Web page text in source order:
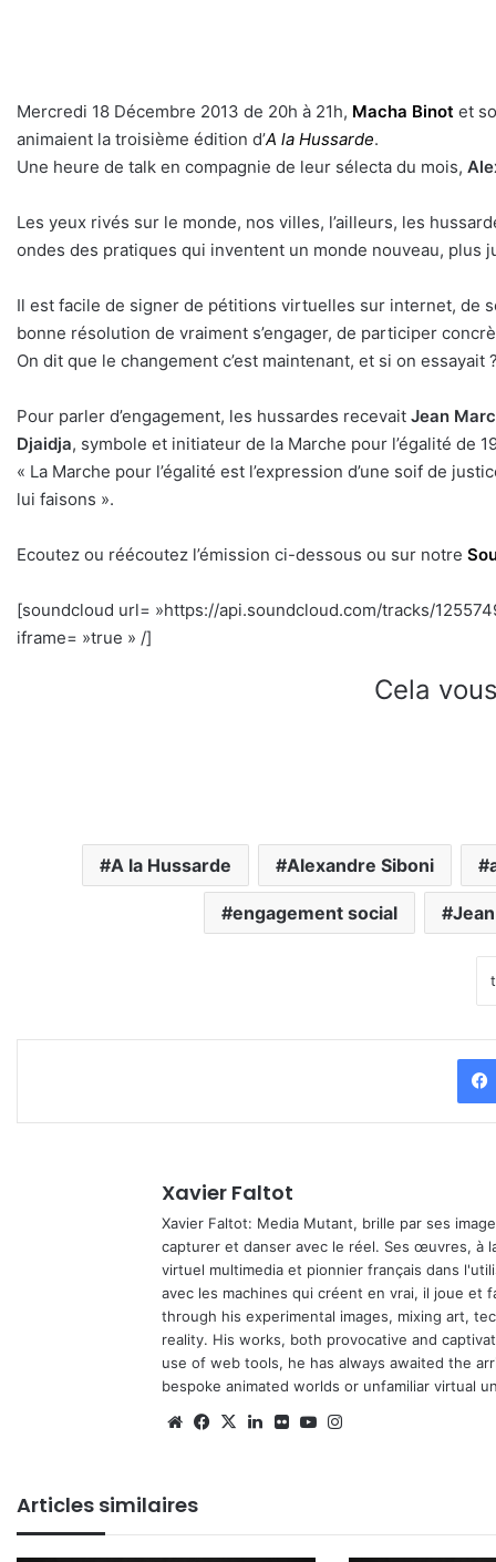
Mercredi 18 Décembre 2013 de 20h à 21h, Macha Binot et
animaient la troisième édition d’A la Hussarde.
Une heure de talk en compagnie de leur sélecta du mois,
Les yeux rivés sur le monde, nos villes, l’ailleurs, les
ondes des pratiques qui inventent un monde nouveau, plus
Il est facile de signer de pétitions virtuelles sur internet, de
bonne résolution de vraiment s’engager, de participer
On dit que le changement c’est maintenant, et si on essayait
Pour parler d’engagement, les hussardes recevait Jean
Djaidja, symbole et initiateur de la Marche pour l’égalité de
« La Marche pour l’égalité est l’expression d’une soif de
lui faisons ».
Ecoutez ou réécoutez l’émission ci-dessous ou sur notre
[soundcloud url= »https://api.soundcloud.com/tracks/
iframe= »true » /]
Cela
A la Hussarde Alexandre Siboni
engagement social
Xavier Faltot
Xavier Faltot: Media Mutant, brille par ses
capturer et danser avec le réel. Ses œuvres, à
virtuel multimedia et pionnier français dans
avec les machines qui créent en vrai, il joue et
through his experimental images, mixing art,
reality. His works, both provocative and
use of web tools, he has always awaited the
bespoke animated worlds or unfamiliar virtual
We Fa
X
Lin Fli Yo
Articles similaires